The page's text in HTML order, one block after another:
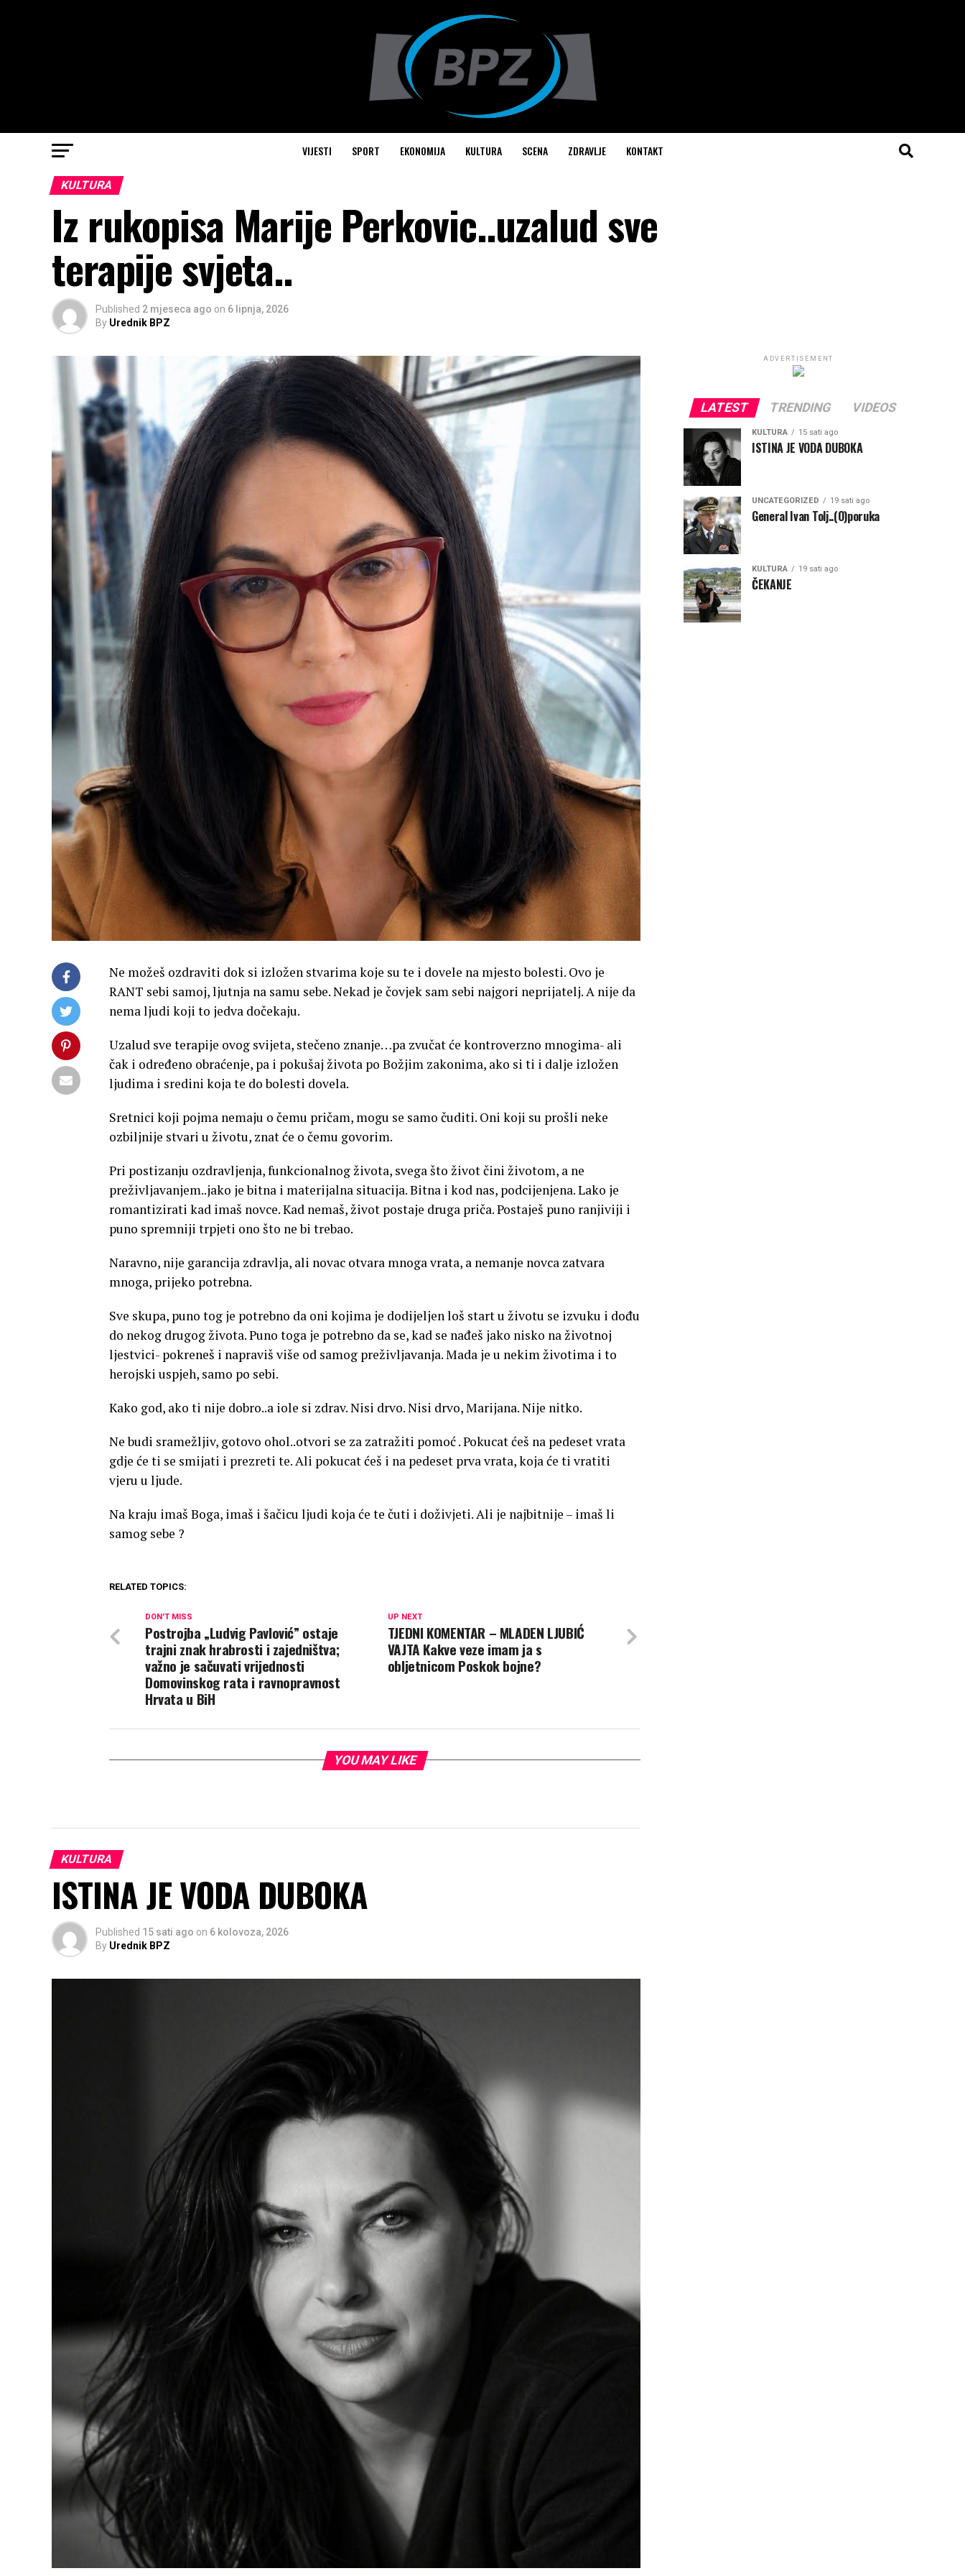
VIJESTI SPORT EKONOMIJA KULTURA SCENA ZDRAVLJE KONTAKT
KULTURA
Iz rukopisa Marije Perkovic..uzalud sve
terapije svjeta..
Published 2 mjeseca ago on 6 lipnja, 2026
By Urednik BPZ
Ne možeš ozdraviti dok si izložen stvarima koje su te i dovele na mjesto bolesti. Ovo je
RANT sebi samoj, ljutnja na samu sebe. Nekad je čovjek sam sebi najgori neprijatelj. A nije da
nema ljudi koji to jedva dočekaju.
Uzalud sve terapije ovog svijeta, stečeno znanje…pa zvučat će kontroverzno mnogima- ali
čak i određeno obraćenje, pa i pokušaj života po Božjim zakonima, ako si ti i dalje izložen
ljudima i sredini koja te do bolesti dovela.
Sretnici koji pojma nemaju o čemu pričam, mogu se samo čuditi. Oni koji su prošli neke
ozbiljnije stvari u životu, znat će o čemu govorim.
Pri postizanju ozdravljenja, funkcionalnog života, svega što život čini životom, a ne
preživljavanjem..jako je bitna i materijalna situacija. Bitna i kod nas, podcijenjena. Lako je
romantizirati kad imaš novce. Kad nemaš, život postaje druga priča. Postaješ puno ranjiviji i
puno spremniji trpjeti ono što ne bi trebao.
Naravno, nije garancija zdravlja, ali novac otvara mnoga vrata, a nemanje novca zatvara
mnoga, prijeko potrebna.
Sve skupa, puno tog je potrebno da oni kojima je dodijeljen loš start u životu se izvuku i dođu
do nekog drugog života. Puno toga je potrebno da se, kad se nađeš jako nisko na životnoj
ljestvici- pokreneš i napraviš više od samog preživljavanja. Mada je u nekim životima i to
herojski uspjeh, samo po sebi.
Kako god, ako ti nije dobro..a iole si zdrav. Nisi drvo. Nisi drvo, Marijana. Nije nitko.
Ne budi sramežljiv, gotovo ohol..otvori se za zatražiti pomoć . Pokucat ćeš na pedeset vrata
gdje će ti se smijati i prezreti te. Ali pokucat ćeš i na pedeset prva vrata, koja će ti vratiti
vjeru u ljude.
Na kraju imaš Boga, imaš i šačicu ljudi koja će te čuti i doživjeti. Ali je najbitnije – imaš li
samog sebe ?
RELATED TOPICS:
UP NEXT
TJEDNI KOMENTAR – MLADEN LJUBIĆ
VAJTA Kakve veze imam ja s
obljetnicom Poskok bojne?
DON'T MISS
Postrojba „Ludvig Pavlović” ostaje
trajni znak hrabrosti i zajedništva;
važno je sačuvati vrijednosti
Domovinskog rata i ravnopravnost
Hrvata u BiH
YOU MAY LIKE
KULTURA
ISTINA JE VODA DUBOKA
Published 15 sati ago on 6 kolovoza, 2026
By Urednik BPZ
ADVERTISEMENT
LATEST TRENDING VIDEOS
KULTURA 15 sati ago
ISTINA JE VODA DUBOKA
UNCATEGORIZED 19 sati ago
General Ivan Tolj..(O)poruka
KULTURA 19 sati ago
ČEKANJE